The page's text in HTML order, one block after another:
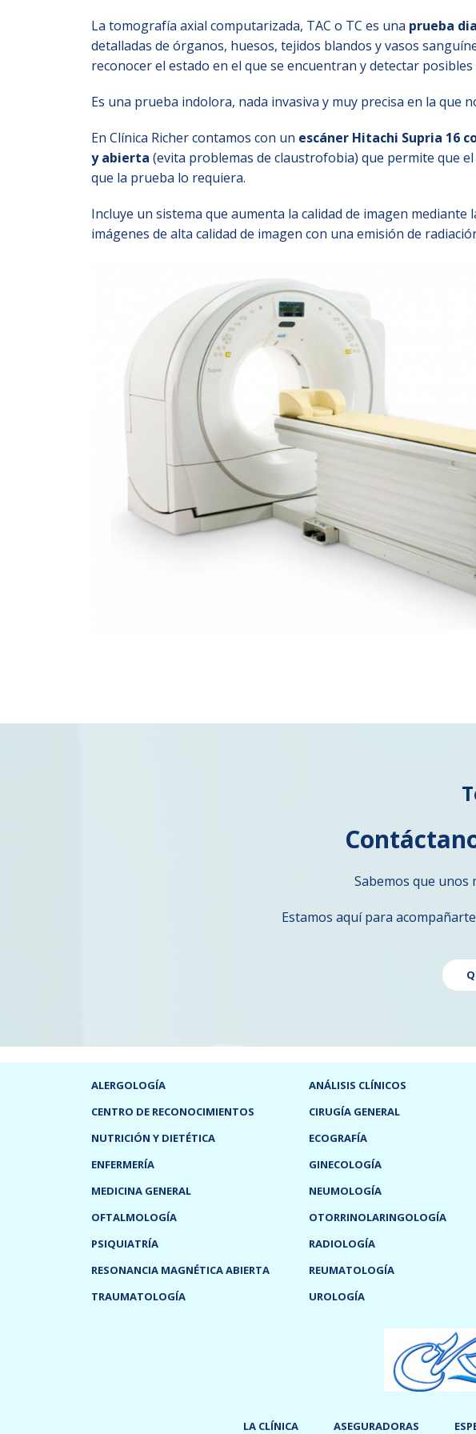
La tomografía axial computarizada, TAC o TC es una prueba
detalladas de órganos, huesos, tejidos blandos y vasos
reconocer el estado en el que se encuentran y detectar posibles
Es una prueba indolora, nada invasiva y muy precisa en la que
En Clínica Richer contamos con un escáner Hitachi Supria 16
y abierta (evita problemas de claustrofobia) que permite que
que la prueba lo requiera.
Incluye un sistema que aumenta la calidad de imagen
imágenes de alta calidad de imagen con una emisión de
Sabemos que
Estamos aquí para
ALERGOLOGÍA ANÁLISIS CLÍNICOS
CENTRO DE RECONOCIMIENTOS
CIRUGÍA GENERAL
NUTRICIÓN Y DIETÉTICA
ECOGRAFÍA
ENFERMERÍA
GINECOLOGÍA
MEDICINA GENERAL
NEUMOLOGÍA
OFTALMOLOGÍA
OTORRINOLARINGOLOGÍA
PSIQUIATRÍA
RADIOLOGÍA
RESONANCIA MAGNÉTICA ABIERTA
REUMATOLOGÍA
TRAUMATOLOGÍA
UROLOGÍA
LA CLÍNICA ASEGURADORAS